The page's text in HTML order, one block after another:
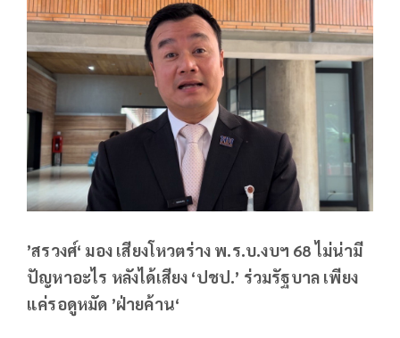
’สรวงศ์‘ มอง เสียงโหวตร่าง พ.ร.บ.งบฯ 68 ไม่น่ามี
ปัญหาอะไร หลังได้เสียง ‘ปชป.’ ร่วมรัฐบาล เพียง
แค่รอดูหมัด ’ฝ่ายค้าน‘